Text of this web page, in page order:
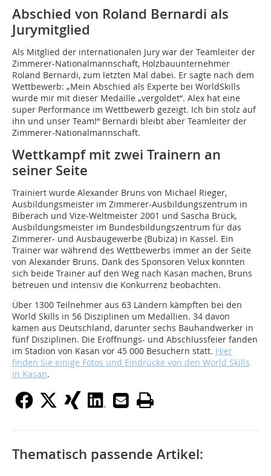
Abschied von Roland Bernardi als
Jurymitglied
Als Mitglied der internationalen Jury war der Teamleiter der
Zimmerer-Nationalmannschaft, Holzbauunternehmer
Roland Bernardi, zum letzten Mal dabei. Er sagte nach dem
Wettbewerb: „Mein Abschied als Experte bei WorldSkills
wurde mir mit dieser Medaille „vergoldet“. Alex hat eine
super Performance im Wettbewerb gezeigt. Ich bin stolz auf
ihn und unser Team!“ Bernardi bleibt aber Teamleiter der
Zimmerer-Nationalmannschaft.
Wettkampf mit zwei Trainern an
seiner Seite
Trainiert wurde Alexander Bruns von Michael Rieger,
Ausbildungsmeister im Zimmerer-Ausbildungszentrum in
Biberach und Vize-Weltmeister 2001 und Sascha Brück,
Ausbildungsmeister im Bundesbildungszentrum für das
Zimmerer- und Ausbaugewerbe (Bubiza) in Kassel. Ein
Trainer war während des Wettbewerbs immer an der Seite
von Alexander Bruns. Dank des Sponsoren Velux konnten
sich beide Trainer auf den Weg nach Kasan machen, Bruns
betreuen und intensiv die Konkurrenz beobachten.
Über 1300 Teilnehmer aus 63 Ländern kämpften bei den
World Skills in 56 Disziplinen um Medallien. 34 davon
kamen aus Deutschland, darunter sechs Bauhandwerker in
fünf Disziplinen. Die Eröffnungs- und Abschlussfeier fanden
im Stadion von Kasan vor 45 000 Besuchern statt. Hier
finden Sie einige Fotos und Eindrücke von den World Skills
in Kasan.
Thematisch passende Artikel: